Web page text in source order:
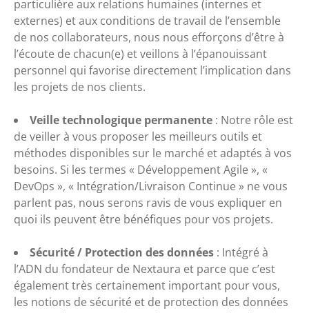
particulière aux relations humaines (internes et
externes) et aux conditions de travail de l’ensemble
de nos collaborateurs, nous nous efforçons d’être à
l’écoute de chacun(e) et veillons à l’épanouissant
personnel qui favorise directement l’implication dans
les projets de nos clients.
Veille technologique permanente : Notre rôle est
de veiller à vous proposer les meilleurs outils et
méthodes disponibles sur le marché et adaptés à vos
besoins. Si les termes « Développement Agile », «
DevOps », « Intégration/Livraison Continue » ne vous
parlent pas, nous serons ravis de vous expliquer en
quoi ils peuvent être bénéfiques pour vos projets.
Sécurité / Protection des données : Intégré à
l’ADN du fondateur de Nextaura et parce que c’est
également très certainement important pour vous,
les notions de sécurité et de protection des données